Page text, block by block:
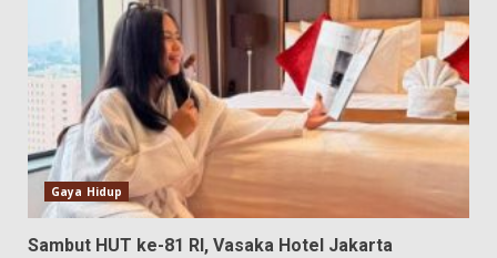
Gaya Hidup
Sambut HUT ke-81 RI, Vasaka Hotel Jakarta